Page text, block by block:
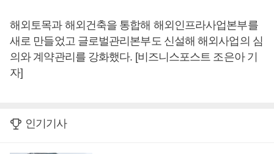
해외토목과 해외건축을 통합해 해외인프라사업본부를
새로 만들었고 글로벌관리본부도 신설해 해외사업의 심
의와 계약관리를 강화했다. [비즈니스포스트 조은아 기
자]
인기기사